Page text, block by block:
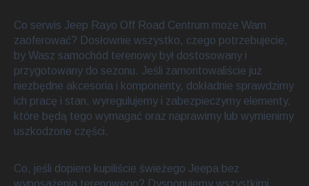
Co serwis Jeep Rayo Off Road Centrum może Wam
zaoferować? Dosłownie wszystko, czego potrzebujecie,
by Wasz samochód terenowy był dostosowany i
przygotowany do sezonu. Jeśli zamontowaliście już
niezbędne akcesoria i komponenty, dokładnie sprawdzimy
ich pracę i stan, wyregulujemy i zabezpieczymy elementy,
które będą tego wymagać oraz naprawimy lub wymienimy
uszkodzone części.
Co, jeśli dopiero kupiliście świeżego Jeepa bez